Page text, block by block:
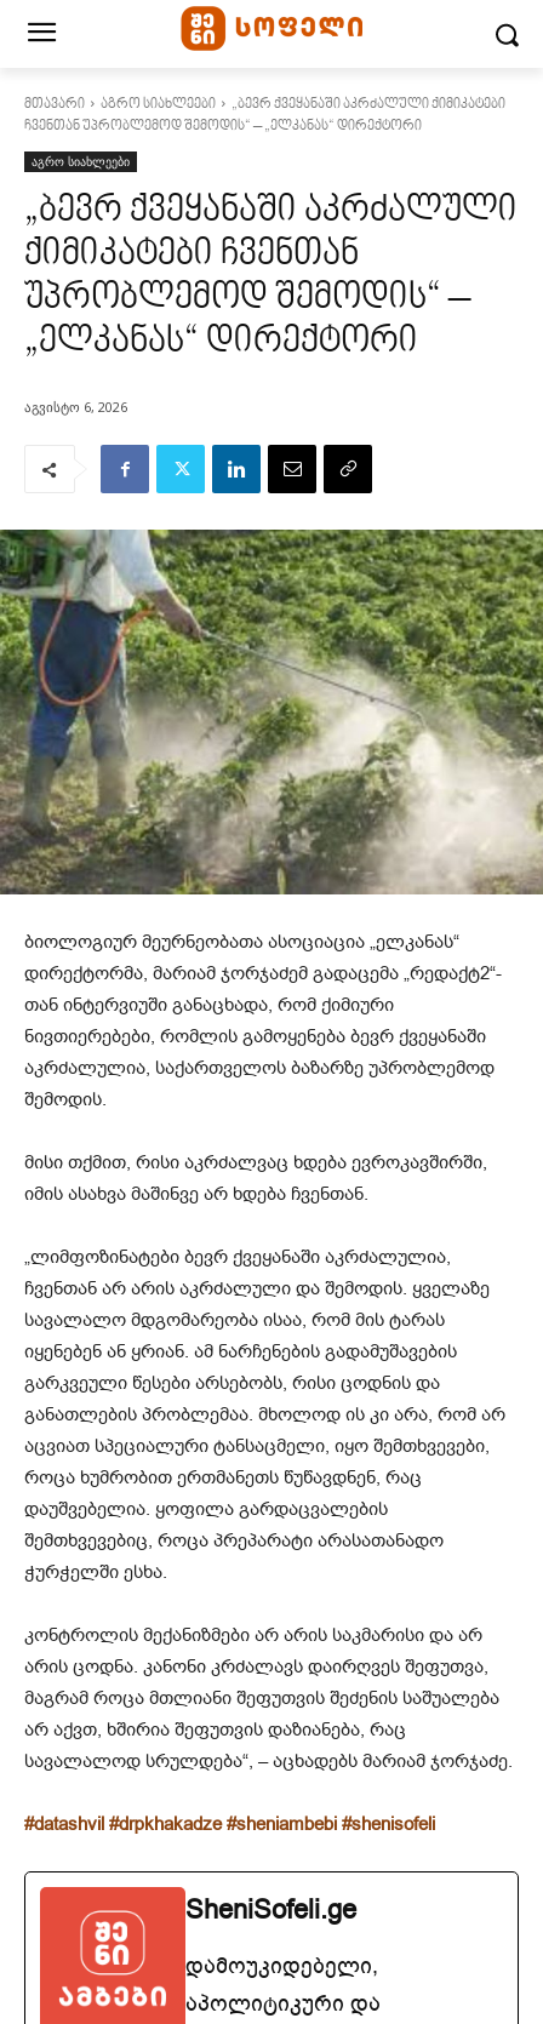
მთავარი აგრო სიახლეები
„ბევრ ქვეყანაში აკრძალული ქიმიკატები
ჩვენთან უპრობლემოდ შემოდის“ – „ელკანას“ დირექტორი
აგრო სიახლეები
„ბევრ ქვეყანაში აკრძალული
ქიმიკატები ჩვენთან
უპრობლემოდ შემოდის“ –
„ელკანას“ დირექტორი
აგვისტო 6, 2026
ბიოლოგიურ მეურნეობათა ასოციაცია „ელკანას“
დირექტორმა, მარიამ ჯორჯაძემ გადაცემა „რედაქტ2“-
თან ინტერვიუში განაცხადა, რომ ქიმიური
ნივთიერებები, რომლის გამოყენება ბევრ ქვეყანაში
აკრძალულია, საქართველოს ბაზარზე უპრობლემოდ
შემოდის.
მისი თქმით, რისი აკრძალვაც ხდება ევროკავშირში,
იმის ასახვა მაშინვე არ ხდება ჩვენთან.
„ლიმფოზინატები ბევრ ქვეყანაში აკრძალულია,
ჩვენთან არ არის აკრძალული და შემოდის. ყველაზე
სავალალო მდგომარეობა ისაა, რომ მის ტარას
იყენებენ ან ყრიან. ამ ნარჩენების გადამუშავების
გარკვეული წესები არსებობს, რისი ცოდნის და
განათლების პრობლემაა. მხოლოდ ის კი არა, რომ არ
აცვიათ სპეციალური ტანსაცმელი, იყო შემთხვევები,
როცა ხუმრობით ერთმანეთს წუწავდნენ, რაც
დაუშვებელია. ყოფილა გარდაცვალების
შემთხვევებიც, როცა პრეპარატი არასათანადო
ჭურჭელში ესხა.
კონტროლის მექანიზმები არ არის საკმარისი და არ
არის ცოდნა. კანონი კრძალავს დაირღვეს შეფუთვა,
მაგრამ როცა მთლიანი შეფუთვის შეძენის საშუალება
არ აქვთ, ხშირია შეფუთვის დაზიანება, რაც
სავალალოდ სრულდება“, – აცხადებს მარიამ ჯორჯაძე.
#datashvil #drpkhakadze #sheniambebi #shenisofeli
SheniSofeli.ge
დამოუკიდებელი,
აპოლიტიკური და